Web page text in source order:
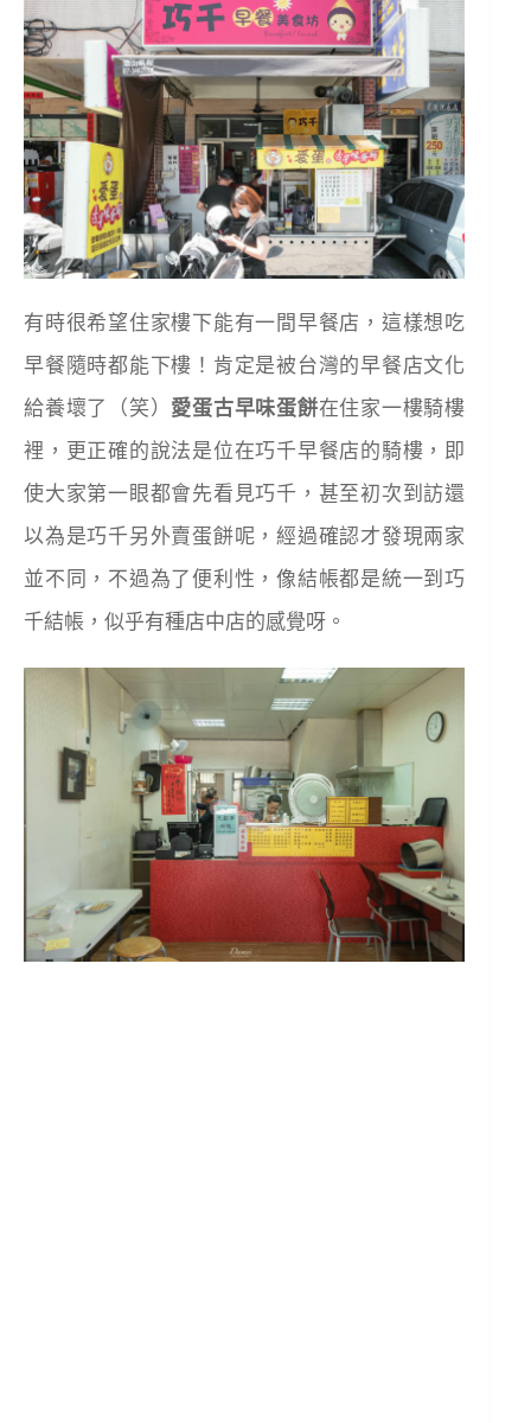
有時很希望住家樓下能有一間早餐店，這樣想吃
早餐隨時都能下樓！肯定是被台灣的早餐店文化
給養壞了（笑） 愛蛋古早味蛋餅在住家一樓騎樓
裡，更正確的說法是位在巧千早餐店的騎樓，即
使大家第一眼都會先看見巧千，甚至初次到訪還
以為是巧千另外賣蛋餅呢，經過確認才發現兩家
並不同，不過為了便利性，像結帳都是統一到巧
千結帳，似乎有種店中店的感覺呀。